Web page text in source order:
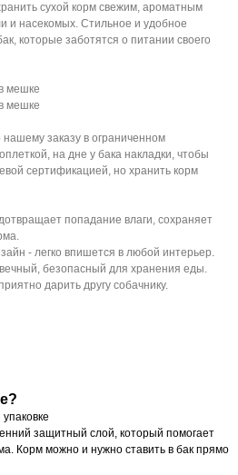
сухой корм свежим, ароматным
и насекомых. Стильное и удобное
которые заботятся о питании своего
мешке
мешке
заказу в ограниченном
на дне у бака накладки, чтобы
сертификацией, но хранить корм
попадание влаги, сохраняет
- легко впишется в любой интерьер.
безопасный для хранения еды.
дарить другу собачнику.
защитный слой, который помогает
Корм можно и нужно ставить в бак прямо